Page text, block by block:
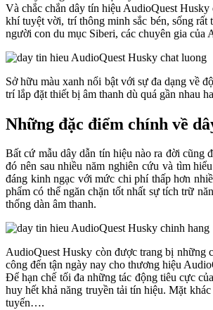
Và chắc chắn dây tín hiệu AudioQuest
khí tuyệt vời, trí thông minh sắc bén, sống
người con du mục Siberi, các chuyên gia của
Sở hữu màu xanh nổi bật với sự đa dạng về
trí lắp đặt thiết bị âm thanh dù quá gần nhau
Những đặc điểm chính về
Bất cứ mẫu dây dẫn tín hiệu nào ra đời cũng
đó nên sau nhiều năm nghiên cứu và tìm
đáng kinh ngạc với mức chi phí thấp hơn
phẩm có thể ngăn chặn tốt nhất sự tích trữ
thống dàn âm thanh.
AudioQuest Husky còn được trang bị những
công đến tận ngày nay cho thương hiệu
Để hạn chế tối đa những tác động tiêu cực
huy hết khả năng truyền tải tín hiệu. Mặt
tuyến….